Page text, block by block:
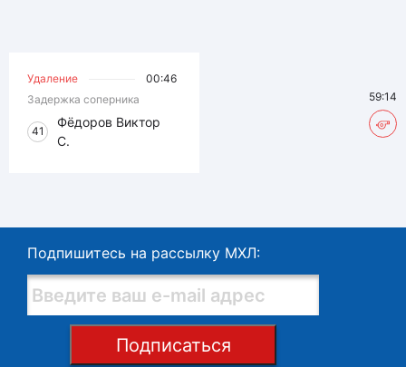
Удаление
00:46
Задержка соперника
41
Фёдоров Виктор
С.
59:14
Подпишитесь на рассылку МХЛ:
Подписаться